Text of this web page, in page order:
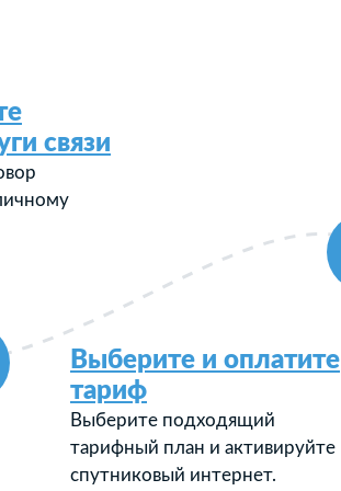
связи
Выберите и оплатите
тариф
Выберите подходящий
тарифный план и активируйте
спутниковый интернет.